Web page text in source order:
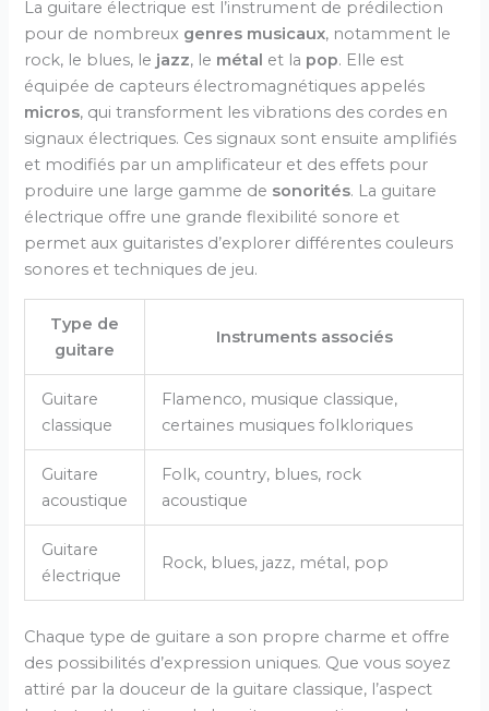
La guitare électrique est l’instrument de prédilection
pour de nombreux genres musicaux, notamment le
rock, le blues, le jazz, le métal et la pop. Elle est
équipée de capteurs électromagnétiques appelés
micros, qui transforment les vibrations des cordes en
signaux électriques. Ces signaux sont ensuite amplifiés
et modifiés par un amplificateur et des effets pour
produire une large gamme de sonorités. La guitare
électrique offre une grande flexibilité sonore et
permet aux guitaristes d’explorer différentes couleurs
sonores et techniques de jeu.
Type de
guitare
Instruments associés
Guitare
classique
Flamenco, musique classique,
certaines musiques folkloriques
Guitare
acoustique
Folk, country, blues, rock
acoustique
Guitare
électrique
Rock, blues, jazz, métal, pop
Chaque type de guitare a son propre charme et offre
des possibilités d’expression uniques. Que vous soyez
attiré par la douceur de la guitare classique, l’aspect